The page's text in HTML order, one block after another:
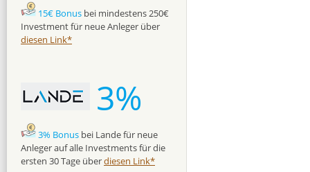
15€ Bonus bei mindestens 250€
Investment für neue Anleger über
diesen Link*
3%
3% Bonus bei Lande für neue
Anleger auf alle Investments für die
ersten 30 Tage überdiesen Link*